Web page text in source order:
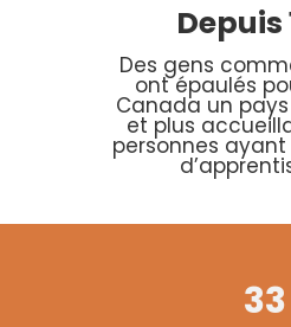
Depuis
Des gens
ont épaulés
Canada un
et plus
personnes
33